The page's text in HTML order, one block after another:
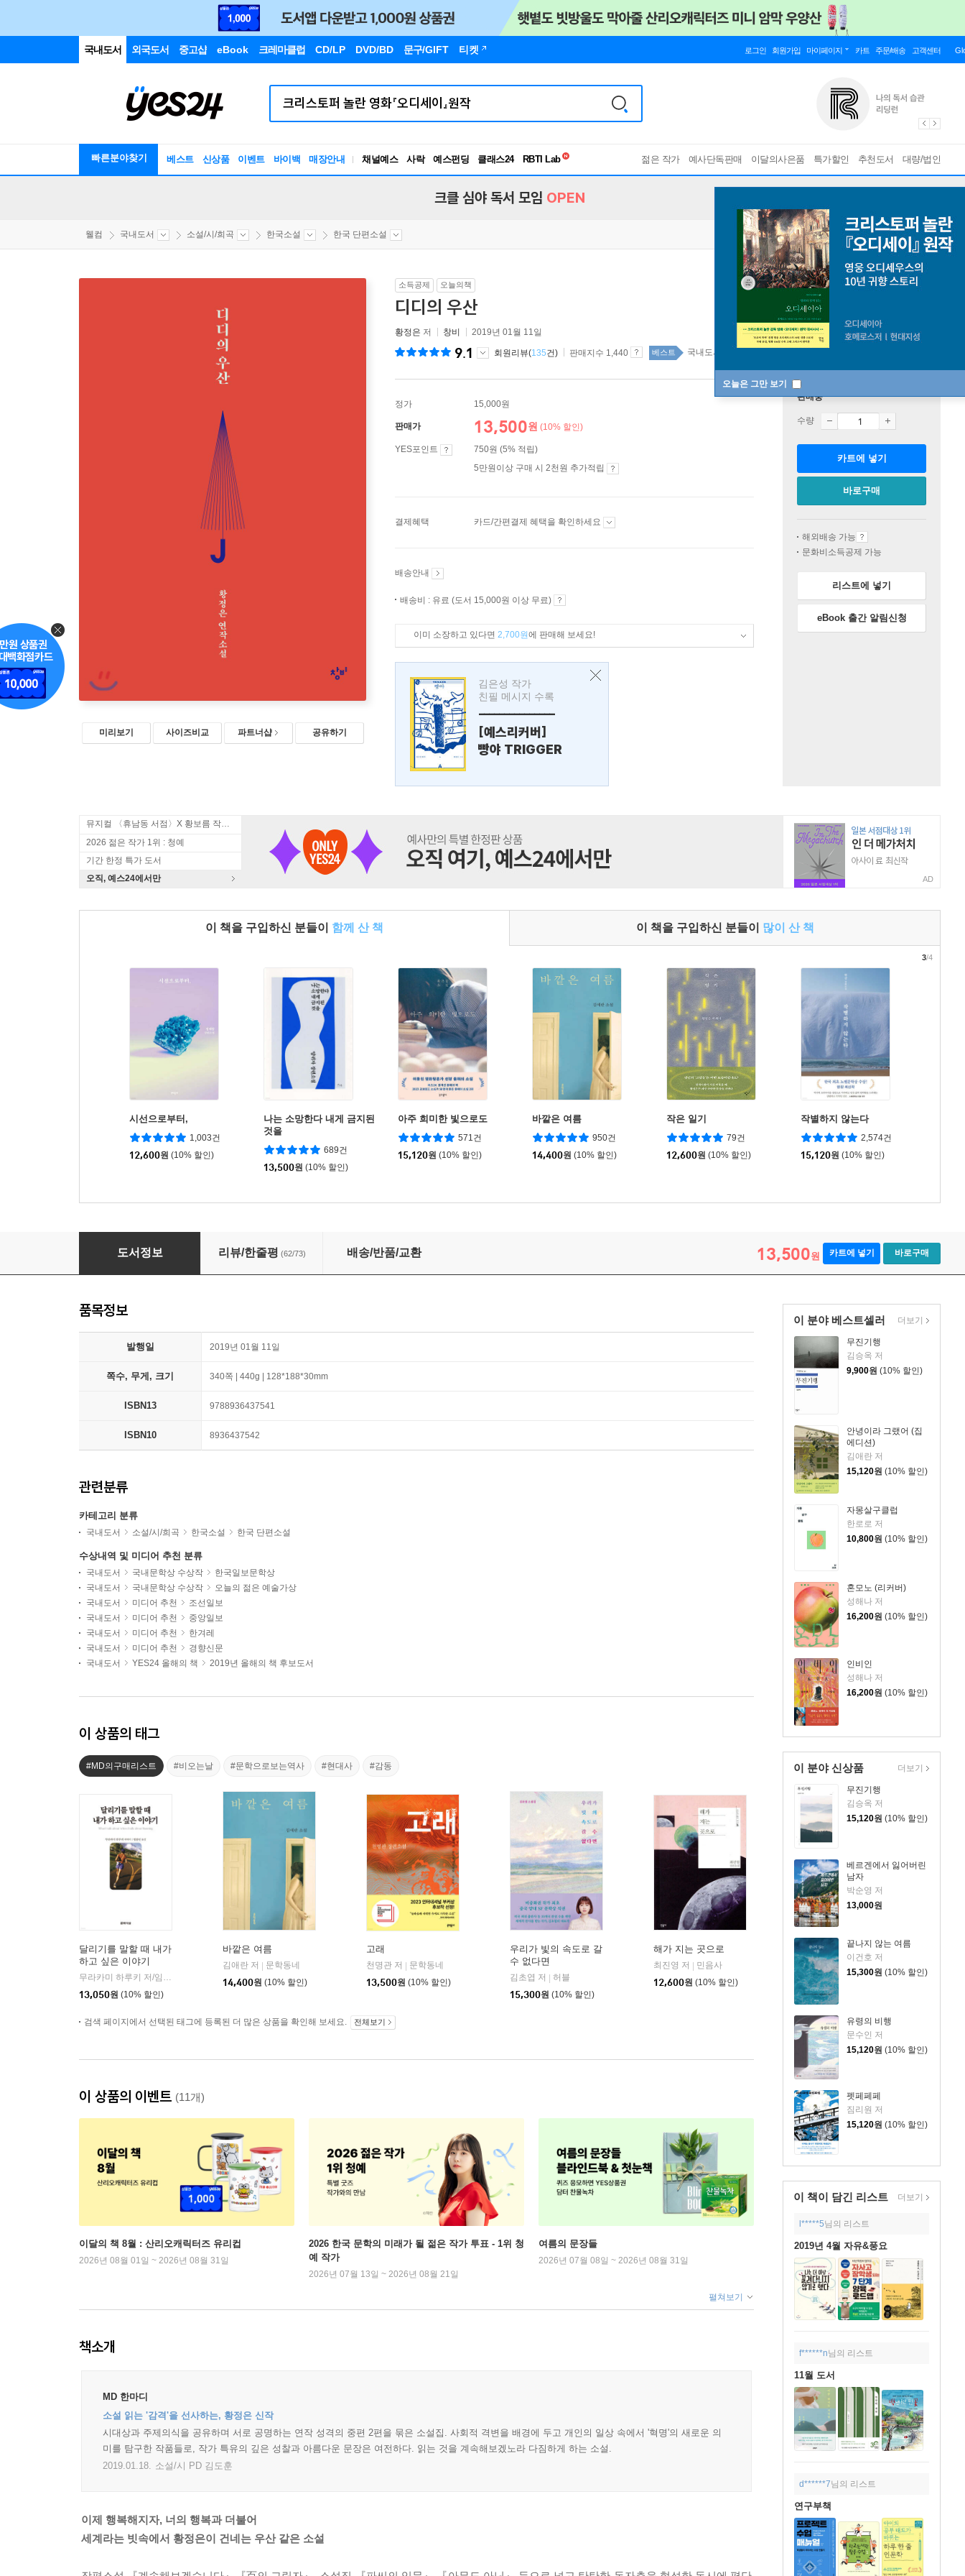
국내도서 외국도서 중고샵 eBook 크레마클럽 CD/LP DVD/BD 문구/GIFT 티켓 로그인 회원가입 마이페이지 카트 주문/배송 고객센터
빠른분야찾기 베스트 신상품 이벤트 바이백 매장안내 채널예스 사락 예스펀딩 클래스24
RBTI Lab
독서유형검사
젊은 작가 예사단독판매 이달의사은품 특가할인 추천도서 대량/법인
오늘은 그만 보기
크클 심야 독서 모임 OPEN
웰컴 국내도서 소설/시/희곡 한국소설 한국 단편소설
미리보기 사이즈비교 파트너샵 공유하기
소득공제 오늘의책
디디의 우산
황정은 저 창비 2019년 01월 11일
9.1 회원리뷰(135건) 판매지수 1,440 베스트 국내도서 top100 1주
정가 15,000원
판매가 13,500원 (10% 할인)
YES포인트
750원 (5% 적립)
5만원이상 구매 시 2천원 추가적립
결제혜택 카드/간편결제 혜택을 확인하세요
배송안내
배송비 : 유료 (도서 15,000원 이상 무료)
이미 소장하고 있다면 2,700원에 판매해 보세요!
김은성 작가
친필 메시지 수록
---------------
[예스리커버]
빵야 TRIGGER
판매중
수량
카트에 넣기
바로구매
해외배송 가능
문화비소득공제 가능
리스트에 넣기
eBook 출간 알림신청
뮤지컬 〈휴남동 서점〉X 황보름 작가 북토크
2026 젊은 작가 1위 : 청예
기간 한정 특가 도서
오직, 예스24에서만
AD
이 책을 구입하신 분들이 함께 산 책 이 책을 구입하신 분들이 많이 산 책
시선으로부터,
1,003건
12,600원 (10% 할인)
나는 소망한다 내게 금지된
것을
689건
13,500원 (10% 할인)
아주 희미한 빛으로도
571건
15,120원 (10% 할인)
바깥은 여름
950건
14,400원 (10% 할인)
작은 일기
79건
12,600원 (10% 할인)
작별하지 않는다
2,574건
15,120원 (10% 할인)
3/4
디디의 우산
도서정보 리뷰/한줄평 (62/73) 배송/반품/교환 13,500원 카트에 넣기 바로구매
이 분야 베스트셀러
무진기행
김승옥 저
9,900원 (10% 할인)
안녕이라 그랬어 (집
에디션)
김애란 저
15,120원 (10% 할인)
자몽살구클럽
한로로 저
10,800원 (10% 할인)
혼모노 (리커버)
성해나 저
16,200원 (10% 할인)
인비인
성해나 저
16,200원 (10% 할인)
더보기
이 분야 신상품
무진기행
김승옥 저
15,120원 (10% 할인)
베르겐에서 잃어버린
남자
박순영 저
13,000원
끝나지 않는 여름
이건호 저
15,300원 (10% 할인)
유령의 비행
문수인 저
15,120원 (10% 할인)
펫페페페
짐리원 저
15,120원 (10% 할인)
더보기
이 책이 담긴 리스트 더보기
l*****5님의 리스트
2019년 4월 자유&풍요
f******n님의 리스트
11월 도서
d******7님의 리스트
연구부책
품목정보
발행일 2019년 01월 11일
쪽수, 무게, 크기 340쪽 | 440g | 128*188*30mm
ISBN13 9788936437541
ISBN10 8936437542
관련분류
카테고리 분류
국내도서 소설/시/희곡 한국소설 한국 단편소설
수상내역 및 미디어 추천 분류
국내도서 국내문학상 수상작
한국일보문학상
국내도서
국내문학상 수상작
오늘의 젊은 예술가상
국내도서
미디어 추천
조선일보
국내도서
미디어 추천
중앙일보
국내도서
미디어 추천
한겨레
국내도서
미디어 추천
경향신문
국내도서
YES24 올해의 책 2019년 올해의 책 후보도서
이 상품의 태그
#MD의구매리스트 #비오는날 #문학으로보는역사 #현대사 #감동
달리기를 말할 때 내가
하고 싶은 이야기
무라카미 하루키 저/임홍빈 역
문학사상
13,050원 (10% 할인)
바깥은 여름
김애란 저
문학동네
14,400원 (10% 할인)
고래
천명관 저
문학동네
13,500원 (10% 할인)
우리가 빛의 속도로 갈
수 없다면
김초엽 저
허블
15,300원 (10% 할인)
해가 지는 곳으로
최진영 저
민음사
12,600원 (10% 할인)
검색 페이지에서 선택된 태그에 등록된 더 많은 상품을 확인해 보세요. 전체보기
이 상품의 이벤트 (11개)
이달의 책 8월 : 산리오캐릭터즈 유리컵
2026년 08월 01일 ~ 2026년 08월 31일
2026 한국 문학의 미래가 될 젊은 작가 투표 - 1위 청
예 작가
2026년 07월 13일 ~ 2026년 08월 21일
여름의 문장들
2026년 07월 08일 ~ 2026년 08월 31일
펼쳐보기
책소개
MD 한마디
소설 읽는 '감격'을 선사하는, 황정은 신작
시대상과 주제의식을 공유하며 서로 공명하는 연작 성격의 중편 2편을 묶은 소설집. 사회적 격변을 배경에 두고 개인의 일상 속에서 '혁명'의 새로운 의
미를 탐구한 작품들로, 작가 특유의 깊은 성찰과 아름다운 문장은 여전하다. 읽는 것을 계속해보겠노라 다짐하게 하는 소설.
2019.01.18. 소설/시 PD 김도훈
이제 행복해지자, 너의 행복과 더불어
세계라는 빗속에서 황정은이 건네는 우산 같은 소설